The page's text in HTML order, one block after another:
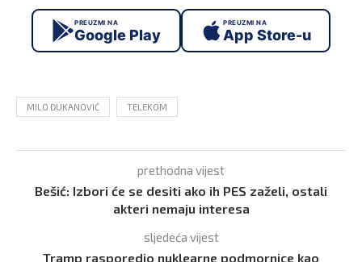
PREUZMI NA
Google Play
PREUZMI NA
App Store-u
MILO ĐUKANOVIĆ TELEKOM
prethodna vijest
Bešić: Izbori će se desiti ako ih PES zaželi, ostali
akteri nemaju interesa
sljedeća vijest
Tramp rasporedio nuklearne podmornice kao